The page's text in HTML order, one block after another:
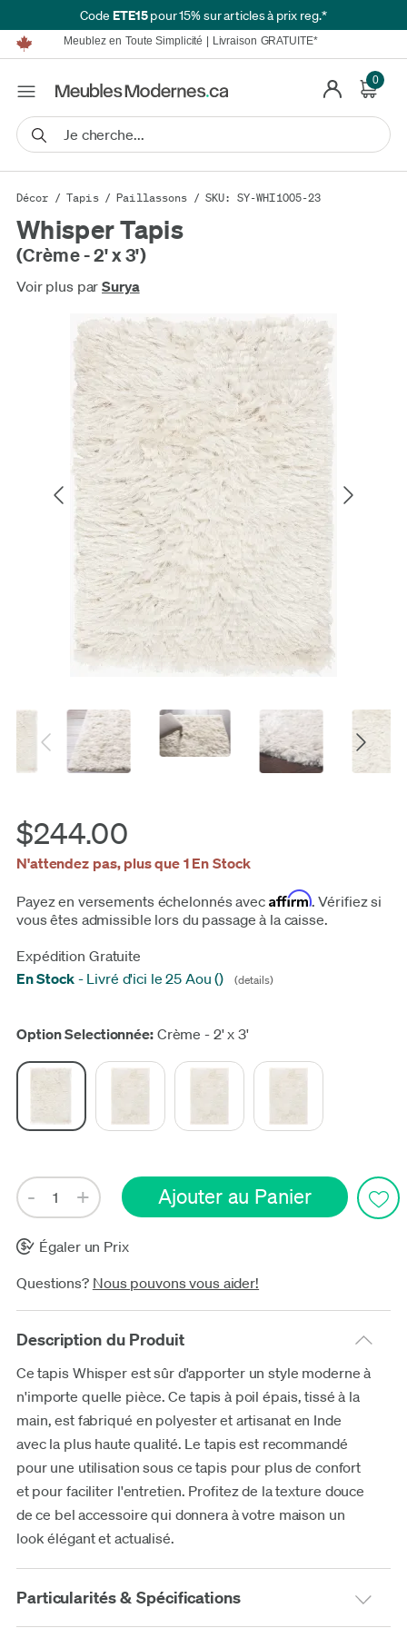
Code ETE15pour 15% sur articles à prix reg.*
Meublez en Toute Simplicité | Livraison GRATUITE*
Fièrement au Service des Canadiens Depuis Plus de 16 ans
Nous Égalerons ou Battrons Tout Prix Annoncé*
Financement disponible à partir de 0 % TAEG.
Meublez en Toute Simplicité | Livraison GRATUITE*
Nous Égalerons ou Battrons Tout Prix Annoncé*
Financement disponible à partir de 0 % TAEG.Détails.
0
Décor /Tapis/Paillassons / SKU: SY-WHI1005-23
Whisper Tapis
(Crème - 2' x 3')
Voir plus parSurya
$244.00
N'attendez pas, plus que 1 En Stock
Payez en versements échelonnés avec Affirm. Vérifiez si
vous êtes admissible lors du passage à la caisse.
Expédition Gratuite
En Stock - Livré d'ici le 25 Aou () (details)
Option Selectionnée: Crème - 2' x 3'
Égaler un Prix
Questions? Nous pouvons vous aider!
Description du Produit
Ce tapis Whisper est sûr d'apporter un style moderne à
n'importe quelle pièce. Ce tapis à poil épais, tissé à la
main, est fabriqué en polyester et artisanat en Inde
avec la plus haute qualité. Le tapis est recommandé
pour une utilisation sous ce tapis pour plus de confort
et pour faciliter l'entretien. Profitez de la texture douce
de ce bel accessoire qui donnera à votre maison un
look élégant et actualisé.
Particularités & Spécifications